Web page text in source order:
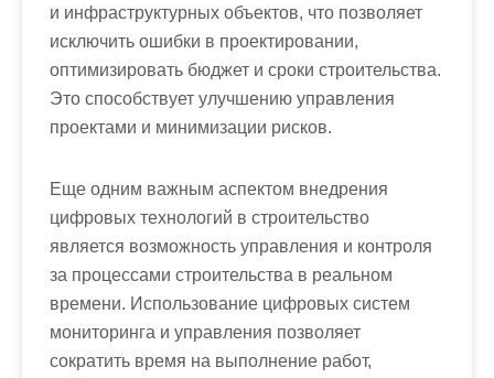
и инфраструктурных объектов, что позволяет
исключить ошибки в проектировании,
оптимизировать бюджет и сроки строительства.
Это способствует улучшению управления
проектами и минимизации рисков.
Еще одним важным аспектом внедрения
цифровых технологий в строительство
является возможность управления и контроля
за процессами строительства в реальном
времени. Использование цифровых систем
мониторинга и управления позволяет
сократить время на выполнение работ,